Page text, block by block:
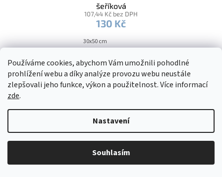
Používáme cookies, abychom Vám umožnili pohodlné
prohlížení webu a díky analýze provozu webu neustále
zlepšovali jeho funkce, výkon a použitelnost. Více informací
zde.
Nastavení
Souhlasím
šeříková
107,44 Kč bez DPH
130 Kč
30x50 cm
Novinka